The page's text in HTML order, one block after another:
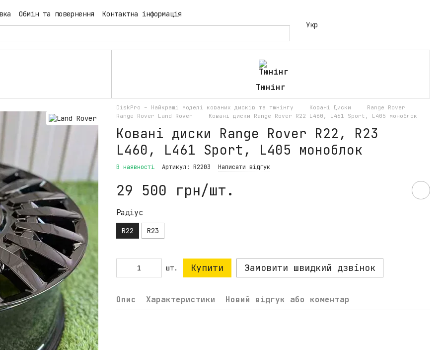
Обмін та повернення
Контактна інформація
Укр
Тюнінг
DiskPro – Найкращі моделі кованих дисків та тюнінгу Ковані Диски
Range Rover
Range Rover Land Rover
Ковані диски Range Rover R22 L460, L461 Sport, L405 моноблок
Ковані диски Range Rover R22, R23
L460, L461 Sport, L405 моноблок
В наявності Артикул: R2203 Написати відгук
29 500 грн/шт.
Радіус
R22 R23
шт. Купити Замовити швидкий дзвінок
Опис Характеристики Новий відгук або коментар